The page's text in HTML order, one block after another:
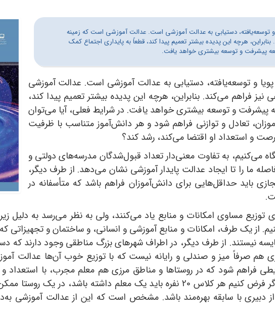
و توسعه‌یافته، دستیابی به عدالت آموزشی است. عدالت آموزشی است که زمینه
هرچه این پدیده بیشتر تعمیم پیدا کند، قطعاً به پایداری اجتماع کمک
پیشرفت و توسعه‌ بیشتری خواهد یافت.
پویا و توسعه‌یافته، دستیابی به عدالت آموزشی است. عدالت آموزشی
فراهم می‌کند. بنابراین، هرچه این پدیده بیشتر تعمیم پیدا کند،
پیشرفت و توسعه‌ بیشتری خواهد یافت. در شرایط فعلی، آیا می‌توان
تعادل و توازنی فراهم شود و هر دانش‌آموز متناسب با ظرفیت
و استعداد او اقتضا می‌کند، رشد کند؟
می‌کنیم، به تفاوت معنی‌دار تعداد قبول‌شدگان مدرسه‌های دولتی و
ما را تا ایجاد عدالت پایدار آموزشی نشان می‌دهد. از طرف دیگر،
باید حداقل‌هایی برای دانش‌آموزان فراهم باشد که متأسفانه در
مساوی امکانات و منابع یاد می‌کنند، ولی به نظر می‌رسد به دلیل
از یک طرف، امکانات و منابع آموزشی و انسانی، و ساختمان و
نیستند. از طرف دیگر، در اطراف شهرهای بزرگ مناطقی وجود دارند که
هم صرفاً میز و صندلی و رایانه نیست که با توزیع خوب آن‌ها عدالت
فراهم شود که در روستاها و مناطق مرزی هم معلم مجرب، با استعداد
کلاسی 25 نفره در تهران، از دبیری با سابقه بهره‌مند باشد. مشخص است که این از عدالت